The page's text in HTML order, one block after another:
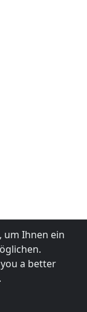
um Ihnen ein
a better